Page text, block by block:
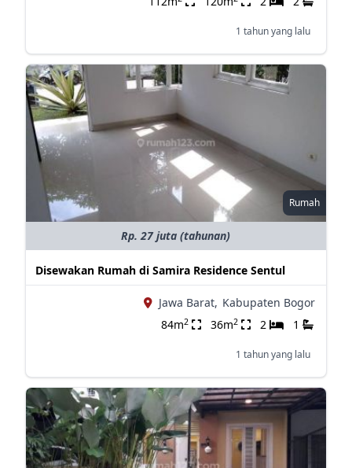
1 tahun yang lalu
Rumah
Rp. 27 juta (tahunan)
Disewakan Rumah di Samira Residence Sentul
Jawa Barat, Kabupaten Bogor
84m2 36m2 2 1
1 tahun yang lalu